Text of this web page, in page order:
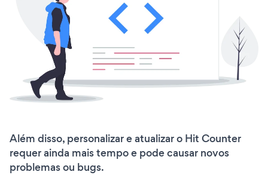
Além disso, personalizar e atualizar o Hit Counter
requer ainda mais tempo e pode causar novos
problemas ou bugs.